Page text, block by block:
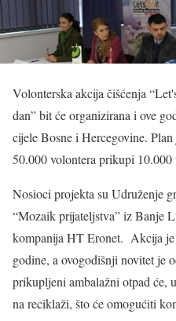
Volonterska akcija čišćenja
dan” bit će organizirana i ove
cijele Bosne i Hercegovine.
50.000 volontera prikupi 10.000
Nosioci projekta su Udruženje
“Mozaik prijateljstva” iz Banje
kompanija HT Eronet. Akcija
godine, a ovogodišnji novitet je
prikupljeni ambalažni otpad će,
na reciklaži, što će omogućiti